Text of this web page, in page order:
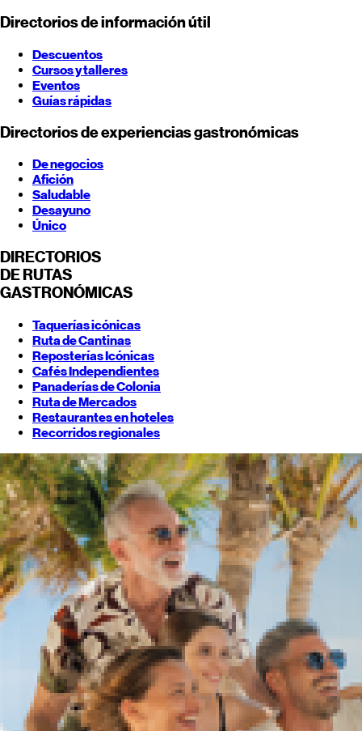
Directorios de información útil
Descuentos
Cursos y talleres
Eventos
Guías rápidas
Directorios de experiencias gastronómicas
De negocios
Afición
Saludable
Desayuno
Único
DIRECTORIOS
DE RUTAS
GASTRONÓMICAS
Taquerías icónicas
Ruta de Cantinas
Reposterías Icónicas
Cafés Independientes
Panaderías de Colonia
Ruta de Mercados
Restaurantes en hoteles
Recorridos regionales